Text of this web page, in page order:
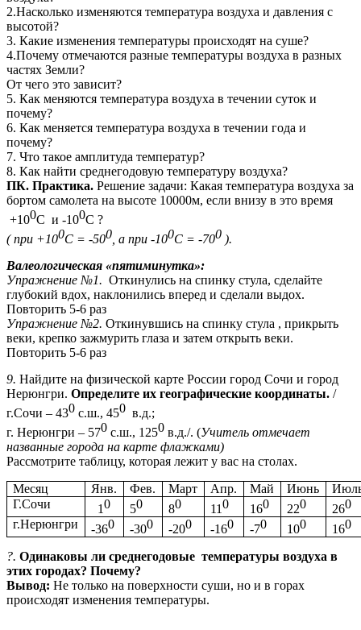
2.Насколько изменяются температура воздуха и давления с
высотой?
3. Какие изменения температуры происходят на суше?
4.Почему отмечаются разные температуры воздуха в разных
частях Земли?
От чего это зависит?
5. Как меняются температура воздуха в течении суток и
почему?
6. Как меняется температура воздуха в течении года и
почему?
7. Что такое амплитуда температур?
8. Как найти среднегодовую температуру воздуха?
ПК. Практика. Решение задачи: Какая температура воздуха за
бортом самолета на высоте 10000м, если внизу в это время
+100С и -100С ?
( при +100С = -500, а при -100С = -700 ).
Валеологическая «пятиминутка»:
Упражнение №1. Откинулись на спинку стула, сделайте
глубокий вдох, наклонились вперед и сделали выдох.
Повторить 5-6 раз
Упражнение №2. Откинувшись на спинку стула , прикрыть
веки, крепко зажмурить глаза и затем открыть веки.
Повторить 5-6 раз
9. Найдите на физической карте России город Сочи и город
Нерюнгри. Определите их географические координаты. /
г.Сочи – 430 с.ш., 450 в.д.;
г. Нерюнгри – 570 с.ш., 1250 в.д./. (Учитель отмечает
названные города на карте флажками)
Рассмотрите таблицу, которая лежит у вас на столах.
Месяц
Янв. Фев. Март Апр. Май Июнь
Г.Сочи
10 50 80 110 160 220 260
г.Нерюнгри
-360 -300 -200 -160 -70 100 160
?. Одинаковы ли среднегодовые температуры воздуха в
этих городах? Почему?
Вывод: Не только на поверхности суши, но и в горах
происходят изменения температуры.